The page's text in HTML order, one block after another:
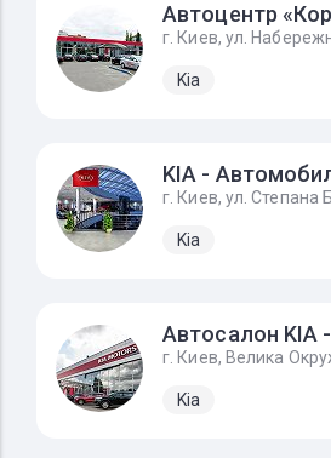
г. Киев, ул.
Kia
KIA -
г. Киев, ул. Степана
Kia
г. Киев, Велика
Kia